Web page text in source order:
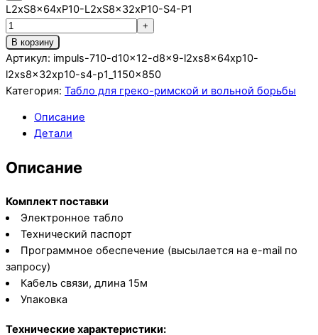
L2xS8x64xP10-L2xS8x32xP10-S4-P1
+
В корзину
Артикул: impuls-710-d10x12-d8x9-l2xs8x64xp10-
l2xs8x32xp10-s4-p1_1150x850
Категория: Табло для греко-римской и вольной борьбы
Описание
Детали
Описание
Комплект поставки
Электронное табло
Технический паспорт
Программное обеспечение (высылается на e-mail по
запросу)
Кабель связи, длина 15м
Упаковка
Технические характеристики: